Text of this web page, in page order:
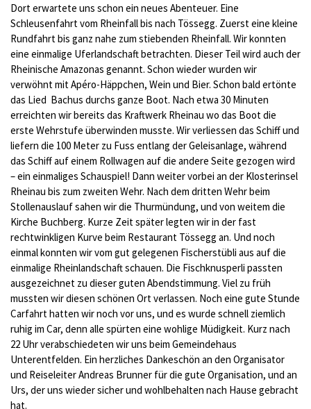
Dort erwartete uns schon ein neues Abenteuer. Eine
Schleusenfahrt vom Rheinfall bis nach Tössegg. Zuerst eine kleine
Rundfahrt bis ganz nahe zum stiebenden Rheinfall. Wir konnten
eine einmalige Uferlandschaft betrachten. Dieser Teil wird auch der
Rheinische Amazonas genannt. Schon wieder wurden wir
verwöhnt mit Apéro-Häppchen, Wein und Bier. Schon bald ertönte
das Lied Bachus durchs ganze Boot. Nach etwa 30 Minuten
erreichten wir bereits das Kraftwerk Rheinau wo das Boot die
erste Wehrstufe überwinden musste. Wir verliessen das Schiff und
liefern die 100 Meter zu Fuss entlang der Geleisanlage, während
das Schiff auf einem Rollwagen auf die andere Seite gezogen wird
– ein einmaliges Schauspiel! Dann weiter vorbei an der Klosterinsel
Rheinau bis zum zweiten Wehr. Nach dem dritten Wehr beim
Stollenauslauf sahen wir die Thurmündung, und von weitem die
Kirche Buchberg. Kurze Zeit später legten wir in der fast
rechtwinkligen Kurve beim Restaurant Tössegg an. Und noch
einmal konnten wir vom gut gelegenen Fischerstübli aus auf die
einmalige Rheinlandschaft schauen. Die Fischknusperli passten
ausgezeichnet zu dieser guten Abendstimmung. Viel zu früh
mussten wir diesen schönen Ort verlassen. Noch eine gute Stunde
Carfahrt hatten wir noch vor uns, und es wurde schnell ziemlich
ruhig im Car, denn alle spürten eine wohlige Müdigkeit. Kurz nach
22 Uhr verabschiedeten wir uns beim Gemeindehaus
Unterentfelden. Ein herzliches Dankeschön an den Organisator
und Reiseleiter Andreas Brunner für die gute Organisation, und an
Urs, der uns wieder sicher und wohlbehalten nach Hause gebracht
hat.